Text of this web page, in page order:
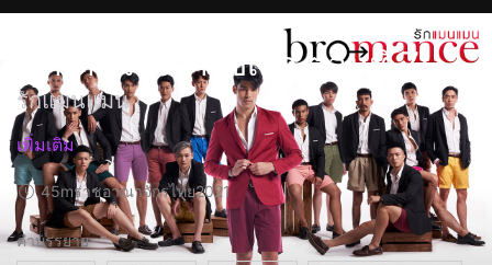
สะกดหัวใจว่าใช่เธอ ตอนที่ 7
รักแมนแมน
เพิ่มเติม
45mราชอาณาจักรไทย2021
คำบรรยาย